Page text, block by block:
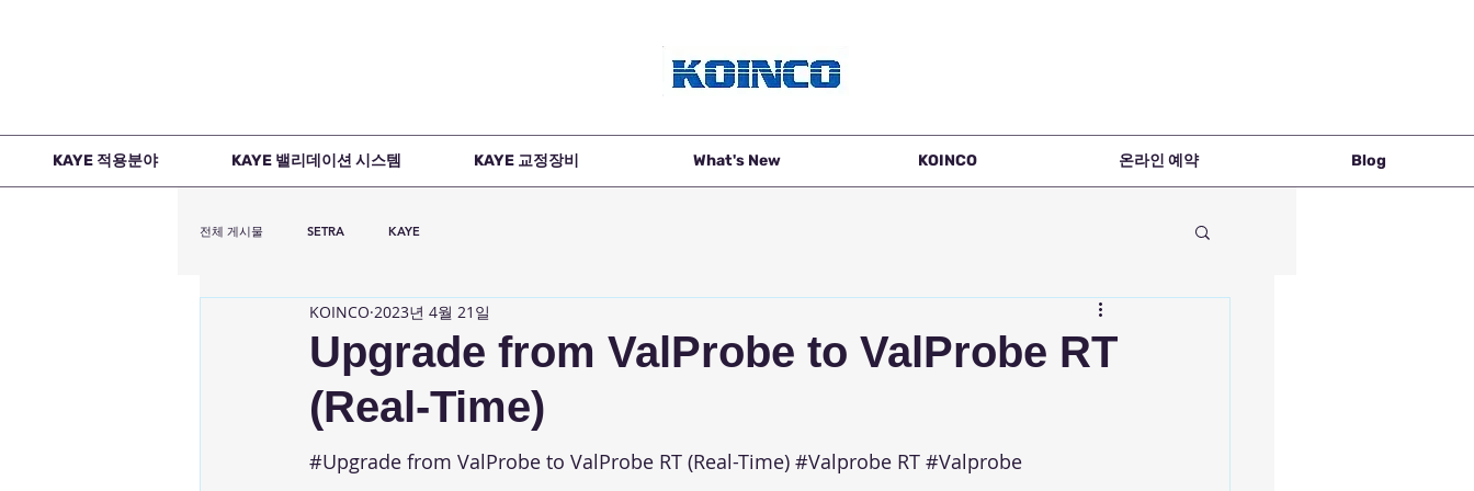
KAYE 적용분야 KAYE 밸리데이션 시스템 KAYE 교정장비 What's New KOINCO 온라인 예약 Blog
전체 게시물 SETRA KAYE
Upgrade from ValProbe to ValProbe RT
(Real-Time)
KOINCO 2023년 4월 21일
#Upgrade from ValProbe to ValProbe RT (Real-Time) #Valprobe RT #Valprobe